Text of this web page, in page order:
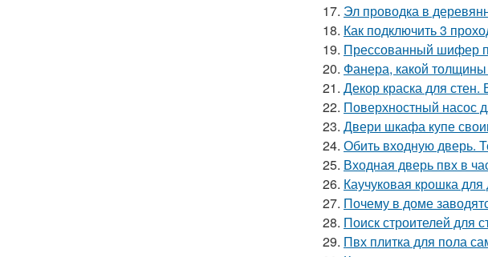
17. Эл проводка в
18. Как подключить 3
19. Прессованный шифер
20. Фанера, какой
21. Декор краска для
22. Поверхностный насос
23. Двери шкафа купе
24. Обить входную дверь.
25. Входная дверь пвх в
26. Каучуковая крошка
27. Почему в доме
28. Поиск строителей для
29. Пвх плитка для пола